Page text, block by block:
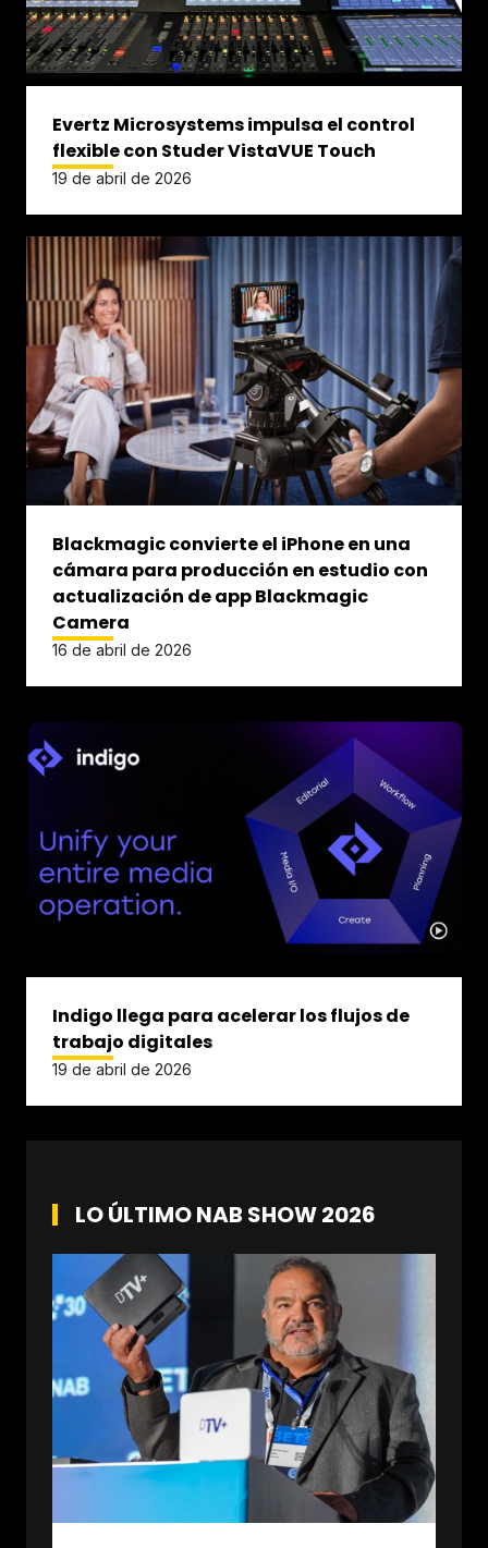
Evertz Microsystems impulsa el control
flexible con Studer VistaVUE Touch
19 de abril de 2026
Blackmagic convierte el iPhone en una
cámara para producción en estudio con
actualización de app Blackmagic
Camera
16 de abril de 2026
Indigo llega para acelerar los flujos de
trabajo digitales
19 de abril de 2026
LO ÚLTIMO NAB SHOW 2026